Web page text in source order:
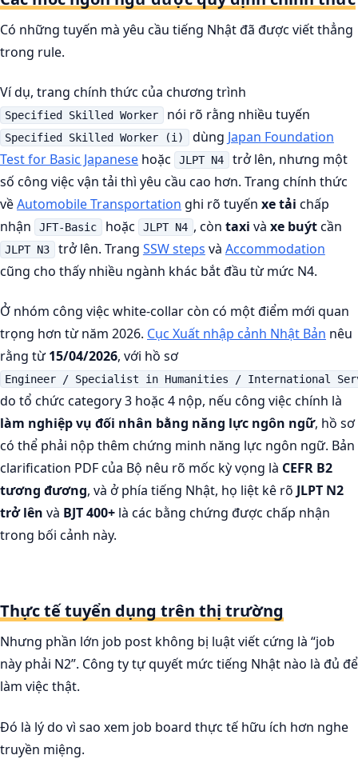
Có những tuyến mà yêu cầu tiếng Nhật đã được viết thẳng
trong rule.
Ví dụ, trang chính thức của chương trình
Specified Skilled Worker nói rõ rằng nhiều tuyến
Specified Skilled Worker (i) dùng Japan Foundation
Test for Basic Japanese hoặc JLPT N4
trở lên, nhưng một
số công việc vận tải thì yêu cầu cao hơn. Trang chính thức
vềAutomobile Transportation ghi rõ tuyến xe tải chấp
nhận
JFT-Basic hoặc JLPT N4 , còn taxi và xe buýtcần
JLPT N3 trở lên. Trang SSW steps và Accommodation
cũng cho thấy nhiều ngành khác bắt đầu từ mức N4.
Ở nhóm công việc white-collar còn có một điểm mới quan
trọng hơn từ năm 2026. Cục Xuất nhập cảnh Nhật Bản nêu
rằng từ15/04/2026, với hồ sơ
Engineer / Specialist in Humanities / International
do tổ chức category 3 hoặc 4 nộp, nếu công việc chính là
làm nghiệp vụ đối nhân bằng năng lực ngôn ngữ, hồ sơ
có thể phải nộp thêm chứng minh năng lực ngôn ngữ. Bản
clarification PDF của Bộ nêu rõ mốc kỳ vọng là CEFR B2
tương đương, và ở phía tiếng Nhật, họ liệt kê rõ JLPT N2
trở lên và BJT 400+ là các bằng chứng được chấp nhận
trong bối cảnh này.
Thực tế tuyển dụng trên thị trường
Nhưng phần lớn job post không bị luật viết cứng là “job
này phải N2”. Công ty tự quyết mức tiếng Nhật nào là đủ để
làm việc thật.
Đó là lý do vì sao xem job board thực tế hữu ích hơn nghe
truyền miệng.